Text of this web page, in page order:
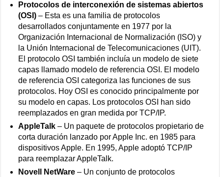
Protocolos de interconexión de sistemas abiertos
(OSI) – Esta es una familia de protocolos
desarrollados conjuntamente en 1977 por la
Organización Internacional de Normalización (ISO) y
la Unión Internacional de Telecomunicaciones (UIT).
El protocolo OSI también incluía un modelo de siete
capas llamado modelo de referencia OSI. El modelo
de referencia OSI categoriza las funciones de sus
protocolos. Hoy OSI es conocido principalmente por
su modelo en capas. Los protocolos OSI han sido
reemplazados en gran medida por TCP/IP.
AppleTalk – Un paquete de protocolos propietario de
corta duración lanzado por Apple Inc. en 1985 para
dispositivos Apple. En 1995, Apple adoptó TCP/IP
para reemplazar AppleTalk.
Novell NetWare – Un conjunto de protocolos